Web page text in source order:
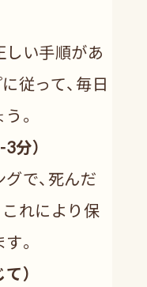
い手順があ
従って、毎日
。
分）
で、死んだ
れにより保
。
）